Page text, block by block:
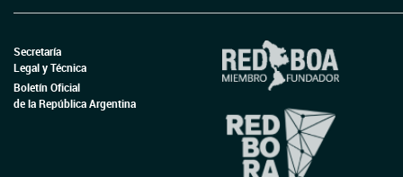
Secretaría
Legal y Técnica
Boletín Oficial
de la República Argentina